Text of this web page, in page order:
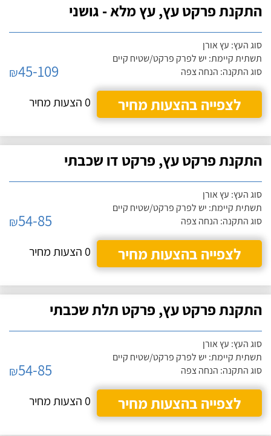
התקנת פרקט עץ, עץ מלא - גושני
סוג העץ: עץ אורן
תשתית קיימת: יש לפרק פרקט/שטיח קיים
סוג התקנה: הנחה צפה
₪45-109
לצפייה בהצעות מחיר
0 הצעות מחיר
התקנת פרקט עץ, פרקט דו שכבתי
סוג העץ: עץ אורן
תשתית קיימת: יש לפרק פרקט/שטיח קיים
סוג התקנה: הנחה צפה
₪54-85
לצפייה בהצעות מחיר
0 הצעות מחיר
התקנת פרקט עץ, פרקט תלת שכבתי
סוג העץ: עץ אורן
תשתית קיימת: יש לפרק פרקט/שטיח קיים
סוג התקנה: הנחה צפה
₪54-85
לצפייה בהצעות מחיר
0 הצעות מחיר